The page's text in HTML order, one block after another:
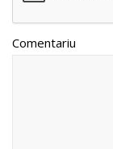
Comentariu